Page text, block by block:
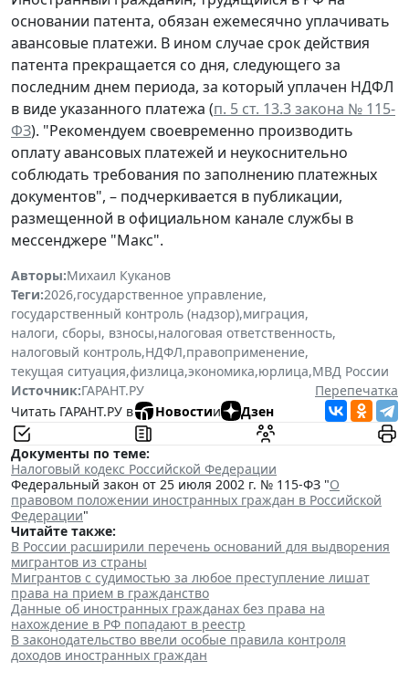
основании патента, обязан ежемесячно уплачивать
авансовые платежи. В ином случае срок действия
патента прекращается со дня, следующего за
последним днем периода, за который уплачен НДФЛ
в виде указанного платежа (п. 5 ст. 13.3 закона № 115-
ФЗ). "Рекомендуем своевременно производить
оплату авансовых платежей и неукоснительно
соблюдать требования по заполнению платежных
документов", – подчеркивается в публикации,
размещенной в официальном канале службы в
мессенджере "Макс".
Авторы:Михаил Куканов
Теги:2026,государственное управление,
государственный контроль (надзор),миграция,
налоги, сборы, взносы,налоговая ответственность,
налоговый контроль,НДФЛ,правоприменение,
текущая ситуация,физлица,экономика,юрлица,МВД России
Источник:ГАРАНТ.РУ
Перепечатка
Читать ГАРАНТ.РУ в
Новостии Дзен
Документы по теме:
Налоговый кодекс Российской Федерации
Федеральный закон от 25 июля 2002 г. № 115-ФЗ "О
правовом положении иностранных граждан в Российской
Федерации"
Читайте также:
В России расширили перечень оснований для выдворения
мигрантов из страны
Мигрантов с судимостью за любое преступление лишат
права на прием в гражданство
Данные об иностранных гражданах без права на
нахождение в РФ попадают в реестр
В законодательство ввели особые правила контроля
доходов иностранных граждан